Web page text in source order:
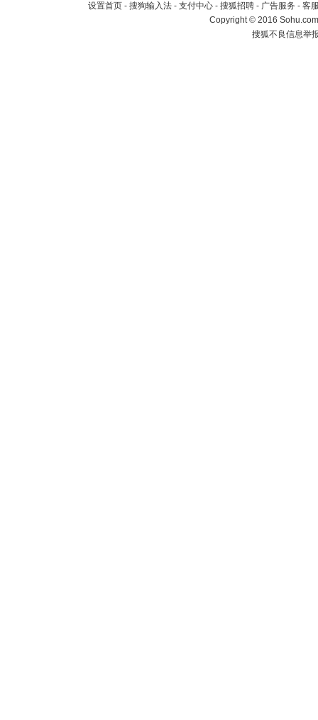
设置首页 - 搜狗输入法 - 支付中心 - 搜狐招聘 - 广告服务 - 客
Copyright©2016
搜狐不良信息举